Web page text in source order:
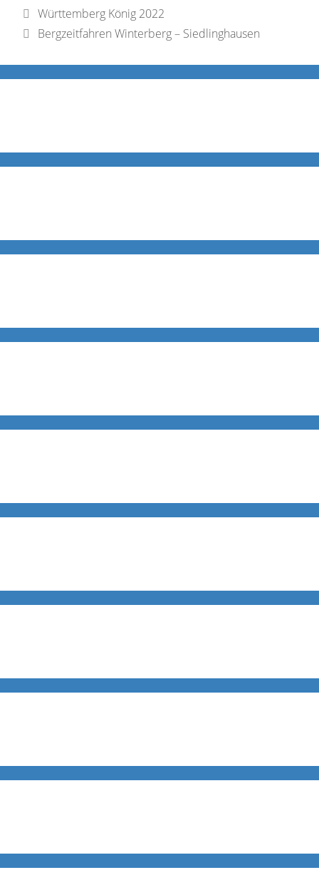
Württemberg König 2022
Bergzeitfahren Winterberg – Siedlinghausen